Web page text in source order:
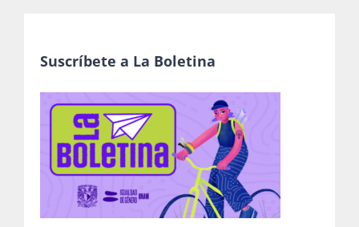
Suscríbete a La Boletina